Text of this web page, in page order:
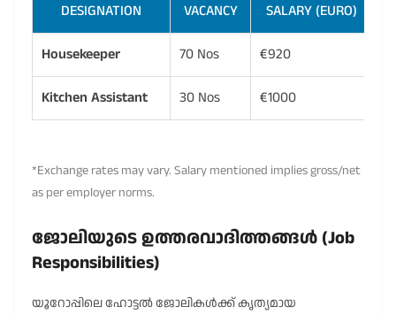
DESIGNATION VACANCY SALARY (EURO)
Housekeeper 70 Nos €920
Kitchen Assistant 30 Nos €1000
*Exchange rates may vary. Salary mentioned implies gross/net
as per employer norms.
ജോലിയുടെ ഉത്തരവാദിത്തങ്ങൾ (Job
Responsibilities)
യൂറോപ്പിലെ ഹോട്ടൽ ജോലികൾക്ക് കൃത്യമായ